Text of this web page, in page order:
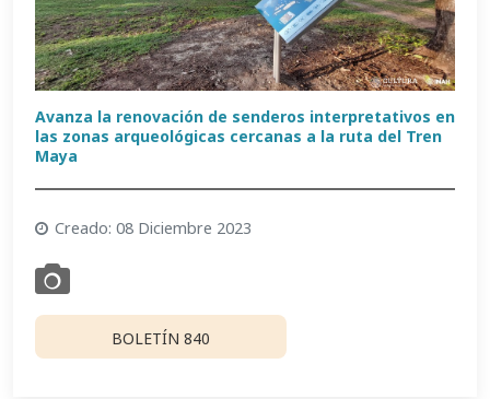
Avanza la renovación de senderos interpretativos en
las zonas arqueológicas cercanas a la ruta del Tren
Maya
Creado: 08 Diciembre 2023
BOLETÍN 840